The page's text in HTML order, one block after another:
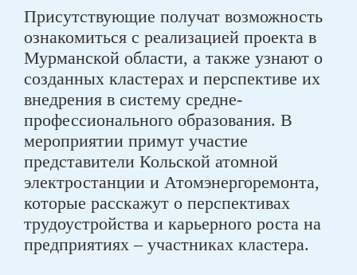
Присутствующие получат возможность
ознакомиться с реализацией проекта в
Мурманской области, а также узнают о
созданных кластерах и перспективе их
внедрения в систему средне-
профессионального образования. В
мероприятии примут участие
представители Кольской атомной
электростанции и Атомэнергоремонта,
которые расскажут о перспективах
трудоустройства и карьерного роста на
предприятиях – участниках кластера.